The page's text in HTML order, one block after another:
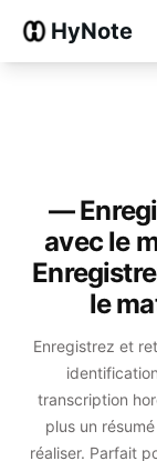
HyNote
—
avec le
le
Enregistrez et
transcription
plus un
réaliser. Parfait